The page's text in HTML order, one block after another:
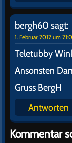
bergh60 sagt:
1. Februar 2012 um
Teletubby
Ansonsten
Gruss BergH
Antworten
Kommentar